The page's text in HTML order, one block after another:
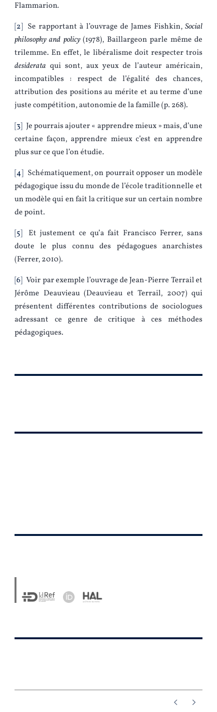
Flammarion.
2
Se rapportant à l’ouvrage de James Fishkin, Social
philosophy and policy(1978), Baillargeon parle même de
trilemme. En effet, le libéralisme doit respecter trois
desiderata qui sont, aux yeux de l’auteur américain,
incompatibles : respect de l’égalité des chances,
attribution des positions au mérite et au terme d’une
juste compétition, autonomie de la famille (p. 268).
3 Je pourrais ajouter « apprendre mieux » mais, d’une
certaine façon, apprendre mieux c’est en apprendre
plus sur ce que l’on étudie.
4
Schématiquement, on pourrait opposer un modèle
pédagogique issu du monde de l’école traditionnelle et
un modèle qui en fait la critique sur un certain nombre
de point.
5
Et justement ce qu’a fait Francisco Ferrer, sans
doute le plus connu des pédagogues anarchistes
(Ferrer, 2010).
6 Voir par exemple l’ouvrage de Jean-Pierre Terrail et
Jérôme Deauvieau (Deauvieau et Terrail, 2007) qui
présentent différentes contributions de sociologues
adressant ce genre de critique à ces méthodes
pédagogiques.